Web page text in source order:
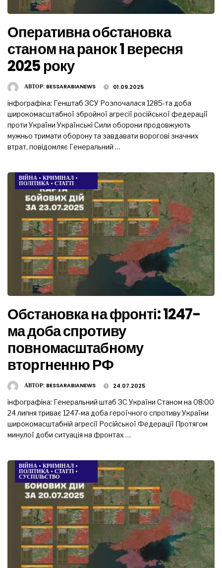
Оперативна обстановка
станом на ранок 1 вересня
2025 року
АВТОР: BESSARABIANEWS 01.09.2025
інфографіка: Генштаб ЗСУ Розпочалася 1285-та доба
широкомасштабної збройної агресії російської федерації
проти України Українські Сили оборони продовжують
мужньо тримати оборону та завдавати ворогові значних
втрат, повідомляє Генеральний …
ВІЙНА • КРИМІНАЛ •
ПОЛІТИКА • СТАТТІ
Обстановка на фронті: 1247-
ма доба спротиву
повномасштабному
вторгненню РФ
АВТОР: BESSARABIANEWS 24.07.2025
інфографіка: Генеральний штаб ЗС України Станом на 08:00
24 липня триває 1247-ма доба героїчного спротиву України
широкомасштабній агресії Російської Федерації Протягом
минулої доби ситуація на фронтах …
ВІЙНА • КРИМІНАЛ •
ПОЛІТИКА • СТАТТІ •
СУСПІЛЬСТВО